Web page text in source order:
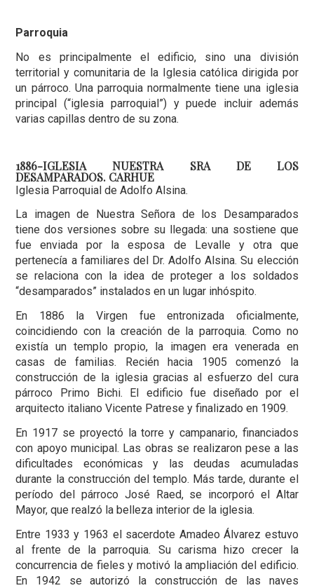
Parroquia
No es principalmente el edificio, sino una división
territorial y comunitaria de la Iglesia católica dirigida por
un párroco. Una parroquia normalmente tiene una iglesia
principal (“iglesia parroquial”) y puede incluir además
varias capillas dentro de su zona.
1886-IGLESIA NUESTRA SRA DE LOS
DESAMPARADOS. CARHUE
Iglesia Parroquial de Adolfo Alsina.
La imagen de Nuestra Señora de los Desamparados
tiene dos versiones sobre su llegada: una sostiene que
fue enviada por la esposa de Levalle y otra que
pertenecía a familiares del Dr. Adolfo Alsina. Su elección
se relaciona con la idea de proteger a los soldados
“desamparados” instalados en un lugar inhóspito.
En 1886 la Virgen fue entronizada oficialmente,
coincidiendo con la creación de la parroquia. Como no
existía un templo propio, la imagen era venerada en
casas de familias. Recién hacia 1905 comenzó la
construcción de la iglesia gracias al esfuerzo del cura
párroco Primo Bichi. El edificio fue diseñado por el
arquitecto italiano Vicente Patrese y finalizado en 1909.
En 1917 se proyectó la torre y campanario, financiados
con apoyo municipal. Las obras se realizaron pese a las
dificultades económicas y las deudas acumuladas
durante la construcción del templo. Más tarde, durante el
período del párroco José Raed, se incorporó el Altar
Mayor, que realzó la belleza interior de la iglesia.
Entre 1933 y 1963 el sacerdote Amadeo Álvarez estuvo
al frente de la parroquia. Su carisma hizo crecer la
concurrencia de fieles y motivó la ampliación del edificio.
En 1942 se autorizó la construcción de las naves